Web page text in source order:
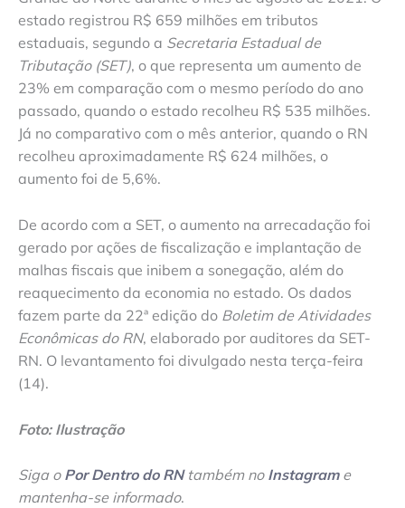
estado registrou R$ 659 milhões em tributos
estaduais, segundo a Secretaria Estadual de
Tributação (SET), o que representa um aumento de
23% em comparação com o mesmo período do ano
passado, quando o estado recolheu R$ 535 milhões.
Já no comparativo com o mês anterior, quando o RN
recolheu aproximadamente R$ 624 milhões, o
aumento foi de 5,6%.
De acordo com a SET, o aumento na arrecadação foi
gerado por ações de fiscalização e implantação de
malhas fiscais que inibem a sonegação, além do
reaquecimento da economia no estado. Os dados
fazem parte da 22ª edição do Boletim de Atividades
Econômicas do RN, elaborado por auditores da SET-
RN. O levantamento foi divulgado nesta terça-feira
(14).
Foto: Ilustração
Siga o Por Dentro do RNtambém no Instagrame
mantenha-se informado.